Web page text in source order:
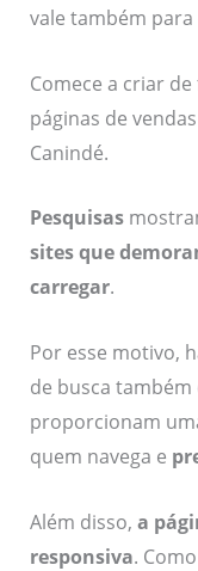
vale também
Comece a criar
páginas de
Canindé.
Pesquisas
sites que
carregar.
Por esse motivo,
de busca
proporcionam
quem navega e
Além disso, a
responsiva.